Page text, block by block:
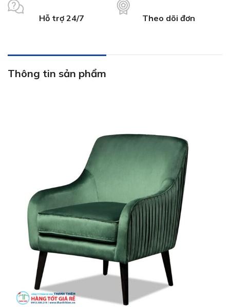
Hỗ trợ 24/7 Theo dõi đơn
Thông tin sản phẩm